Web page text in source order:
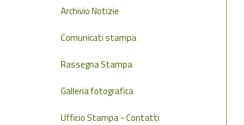
Archivio Notizie
Comunicati stampa
Rassegna Stampa
Galleria fotografica
Ufficio Stampa - Contatti